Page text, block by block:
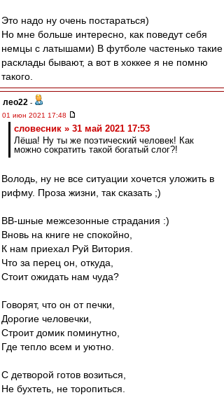
Это надо ну очень постараться)
Но мне больше интересно, как поведут себя
немцы с латышами) В футболе частенько такие
расклады бывают, а вот в хоккее я не помню
такого.
лео22 -
01 июн 2021 17:48
словесник » 31 май 2021 17:53
Лёша! Ну ты же поэтический человек! Как
можно сократить такой богатый слог?!
Володь, ну не все ситуации хочется уложить в
рифму. Проза жизни, так сказать ;)
ВВ-шные межсезонные страдания :)
Вновь на книге не спокойно,
К нам приехал Руй Витория.
Что за перец он, откуда,
Стоит ожидать нам чуда?
Говорят, что он от печки,
Дорогие человечки,
Строит домик поминутно,
Где тепло всем и уютно.
С детворой готов возиться,
Не бухтеть, не торопиться.